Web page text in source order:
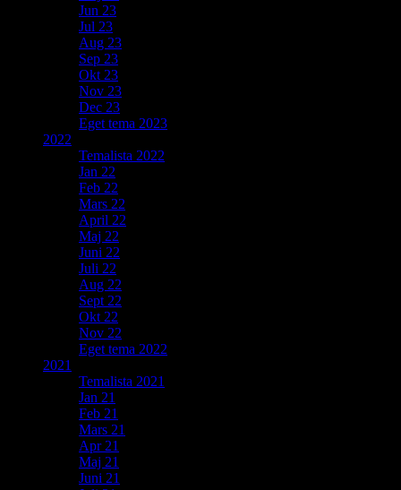
Jun 23
Jul 23
Aug 23
Sep 23
Okt 23
Nov 23
Dec 23
Eget tema 2023
2022
Temalista 2022
Jan 22
Feb 22
Mars 22
April 22
Maj 22
Juni 22
Juli 22
Aug 22
Sept 22
Okt 22
Nov 22
Eget tema 2022
2021
Temalista 2021
Jan 21
Feb 21
Mars 21
Apr 21
Maj 21
Juni 21